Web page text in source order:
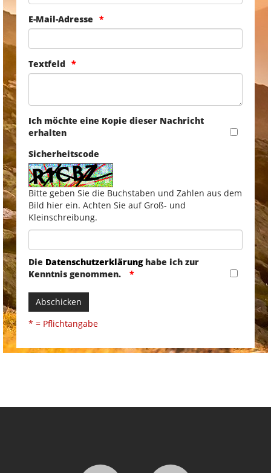
E-Mail-Adresse
Textfeld
Ich möchte eine Kopie dieser Nachricht
erhalten
Sicherheitscode
Bitte geben Sie die Buchstaben und Zahlen aus dem
Bild hier ein. Achten Sie auf Groß- und
Kleinschreibung.
Die Datenschutzerklärunghabe ich zur
Kenntnis genommen.
Abschicken
* = Pflichtangabe